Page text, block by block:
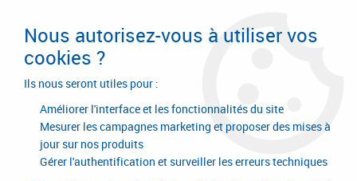
95€ d'achat sur le site* Paiement en 4x
avec Paypal
Accueil> Equipements d'atelier et de chantier
Echafaudage>Accessoires pour échafaudage >Filet échafaudage
Nous autorisez-vous à utiliser vos
cookies ?
Ils nous seront utiles pour :
Améliorer l'interface et les fonctionnalités du site
Mesurer les campagnes marketing et proposer des mises à
jour sur nos produits
Gérer l'authentification et surveiller les erreurs techniques